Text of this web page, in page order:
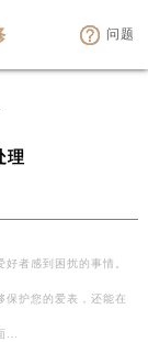
问题
理
者感到困扰的事情。
保护您的爱表，还能在
…